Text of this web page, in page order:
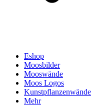
Eshop
Moosbilder
Mooswände
Moos Logos
Kunstpflanzenwände
Mehr